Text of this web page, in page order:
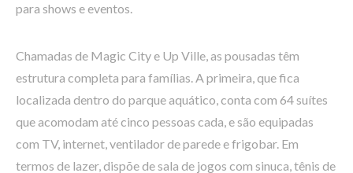
para shows e eventos.
Chamadas de Magic City e Up Ville, as pousadas têm
estrutura completa para famílias. A primeira, que fica
localizada dentro do parque aquático, conta com 64 suítes
que acomodam até cinco pessoas cada, e são equipadas
com TV, internet, ventilador de parede e frigobar. Em
termos de lazer, dispõe de sala de jogos com sinuca, tênis de